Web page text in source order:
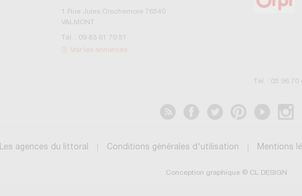
1 Rue Jules Crochemore 76540
VALMONT
Tél. : 09 83 61 70 51
Voir les annonces
Tél. : 05 96 70
Les agences du littoral Conditions générales d'utilisation Mentions
Conception graphique © CL DESIGN